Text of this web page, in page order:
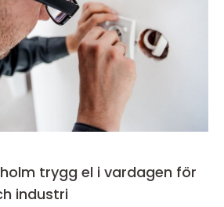
för
industri